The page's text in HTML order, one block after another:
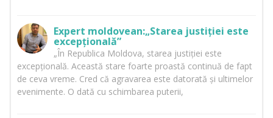
Expert moldovean:„Starea justiției este
excepțională”
„În Republica Moldova, starea justiției este
excepțională. Această stare foarte proastă continuă de fapt
de ceva vreme. Cred că agravarea este datorată și ultimelor
evenimente. O dată cu schimbarea puterii,